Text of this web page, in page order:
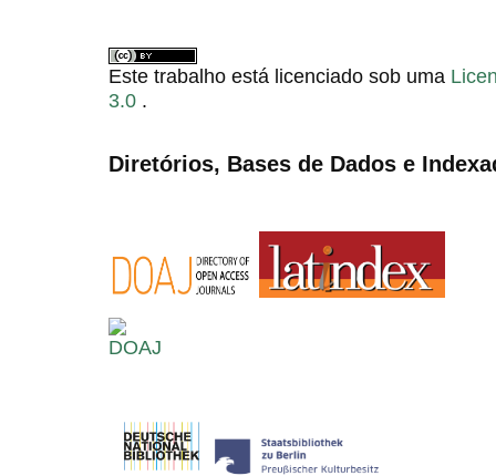
Este trabalho está licenciado sob uma
3.0 .
Diretórios, Bases de Dados e